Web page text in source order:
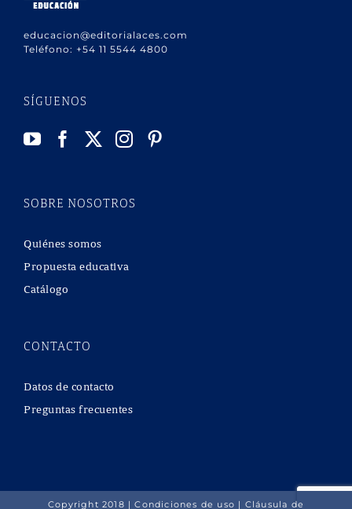
educacion@editorialaces.com
Teléfono: +54 11 5544 4800
SÍGUENOS
SOBRE NOSOTROS
Quiénes somos
Propuesta educativa
Catálogo
CONTACTO
Datos de contacto
Preguntas frecuentes
Copyright 2018 |Condiciones de uso | Cláusula de